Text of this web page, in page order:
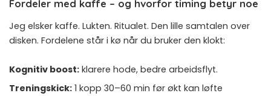
Fordeler med kaffe – og hvorfor timing betyr noe
Jeg elsker kaffe. Lukten. Ritualet. Den lille samtalen over
disken. Fordelene står i kø når du bruker den klokt:
Kognitiv boost: klarere hode, bedre arbeidsflyt.
Treningskick: 1 kopp 30–60 min før økt kan løfte